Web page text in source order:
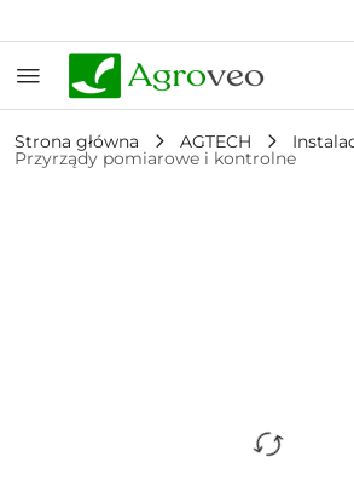
Strona główna AGTECH
Przyrządy pomiarowe i kontrolne